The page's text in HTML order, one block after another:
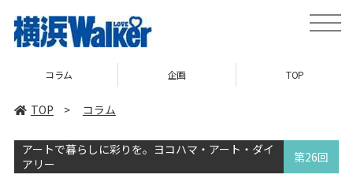
toggle
コラム 企画 TOP
TOP > コラム
アートで暮らしに彩りを。ヨコハマ・アート・ダイ
アリー
第26回